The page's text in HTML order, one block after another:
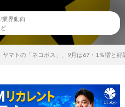
業界動向
ヤマトの「ネコポス」、9月は67・1％増と好